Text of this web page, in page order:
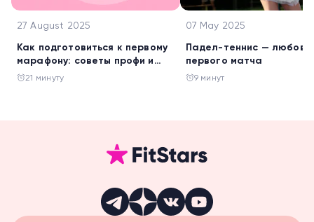
27 August 2025
Как подготовиться к первому
марафону: советы профи и
книги, которые доведут до
21 минуту
07 May 2025
Падел-теннис — любовь
первого матча
9 минут